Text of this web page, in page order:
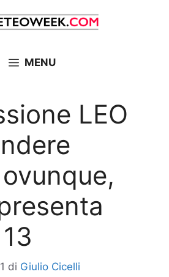
MENU
LEO
di Giulio Cicelli